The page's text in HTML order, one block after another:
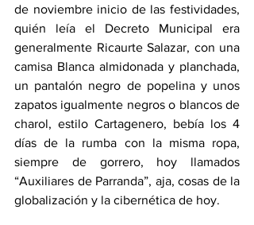
de noviembre inicio de las festividades,
quién leía el Decreto Municipal era
generalmente Ricaurte Salazar, con una
camisa Blanca almidonada y planchada,
un pantalón negro de popelina y unos
zapatos igualmente negros o blancos de
charol, estilo Cartagenero, bebía los 4
días de la rumba con la misma ropa,
siempre de gorrero, hoy llamados
“Auxiliares de Parranda”, aja, cosas de la
globalización y la cibernética de hoy.